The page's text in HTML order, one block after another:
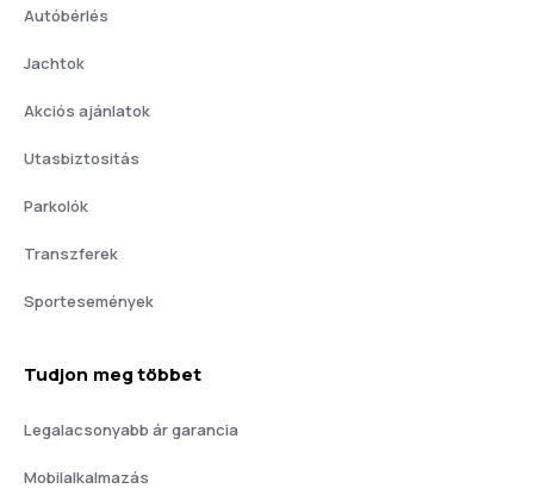
Autóbérlés
Jachtok
Akciós ajánlatok
Utasbiztositás
Parkolók
Transzferek
Sportesemények
Tudjon meg többet
Legalacsonyabb ár garancia
Mobilalkalmazás